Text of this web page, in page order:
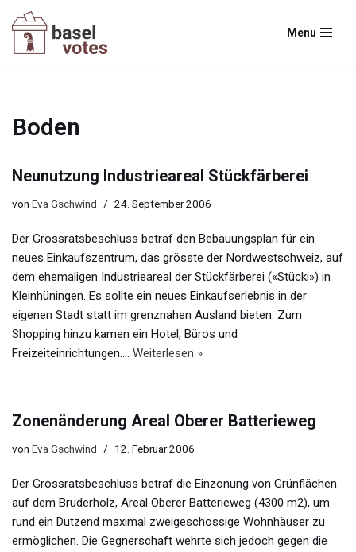
Zum
Menu
Boden
Neunutzung Industrieareal Stückfärberei
von Eva Gschwind 24. September 2006
Der Grossratsbeschluss betraf den Bebauungsplan für ein
neues Einkaufszentrum, das grösste der Nordwestschweiz, auf
dem ehemaligen Industrieareal der Stückfärberei («Stücki») in
Kleinhüningen. Es sollte ein neues Einkaufserlebnis in der
eigenen Stadt statt im grenznahen Ausland bieten. Zum
Shopping hinzu kamen ein Hotel, Büros und
Freizeiteinrichtungen.… Weiterlesen »
Zonenänderung Areal Oberer Batterieweg
von Eva Gschwind 12. Februar 2006
Der Grossratsbeschluss betraf die Einzonung von Grünflächen
auf dem Bruderholz, Areal Oberer Batterieweg (4300 m2), um
rund ein Dutzend maximal zweigeschossige Wohnhäuser zu
ermöglichen. Die Gegnerschaft wehrte sich jedoch gegen die